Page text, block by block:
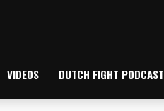
VIDEOS DUTCH FIGHT PODCAST